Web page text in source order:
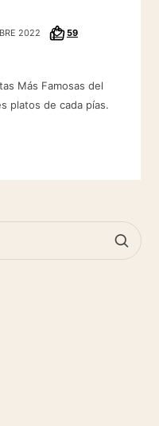
2022
59
Más Famosas del
platos de cada pías.